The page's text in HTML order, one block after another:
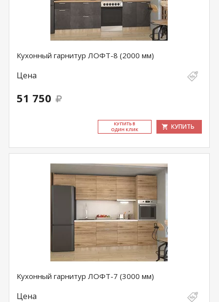
Кухонный гарнитур ЛОФТ-8 (2000 мм)
Цена
51 750
КУ­ПИТЬ В
ОДИН КЛИК
КУПИТЬ
Кухонный гарнитур ЛОФТ-7 (3000 мм)
Цена